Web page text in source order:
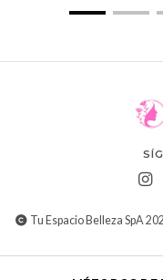
Tu Espacio Belleza SpA